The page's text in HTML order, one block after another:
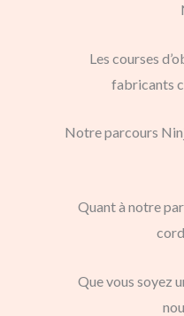
Les courses
fabricants
Notre parcours
Quant à notre
Que vous soyez